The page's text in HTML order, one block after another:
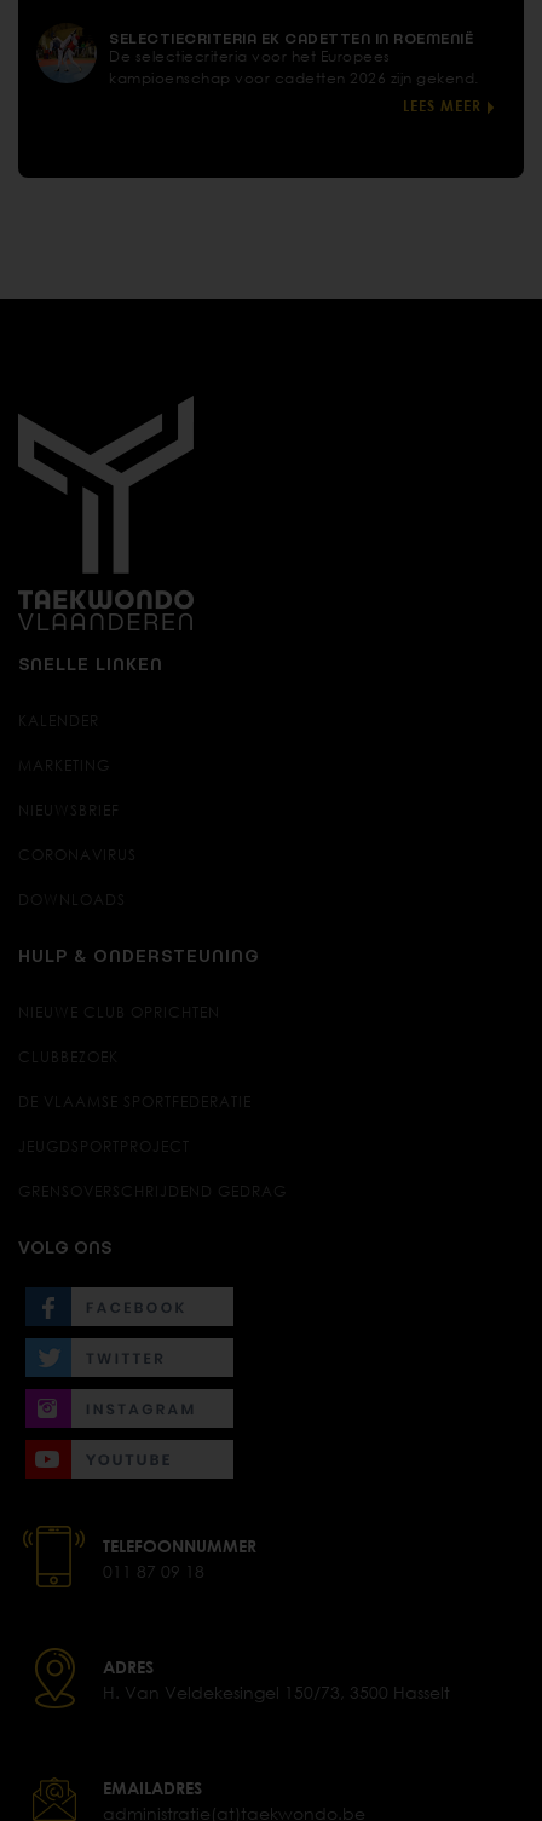
SELECTIECRITERIA EK CADETTEN IN ROEMENIË
De selectiecriteria voor het Europees
kampioenschap voor cadetten 2026 zijn gekend.
LEES MEER
SNELLE LINKEN
KALENDER
MARKETING
NIEUWSBRIEF
CORONAVIRUS
DOWNLOADS
HULP & ONDERSTEUNING
NIEUWE CLUB OPRICHTEN
CLUBBEZOEK
DE VLAAMSE SPORTFEDERATIE
JEUGDSPORTPROJECT
GRENSOVERSCHRIJDEND GEDRAG
VOLG ONS
TELEFOONNUMMER
011 87 09 18
ADRES
H. Van Veldekesingel 150/73, 3500 Hasselt
EMAILADRES
administratie(at)taekwondo.be